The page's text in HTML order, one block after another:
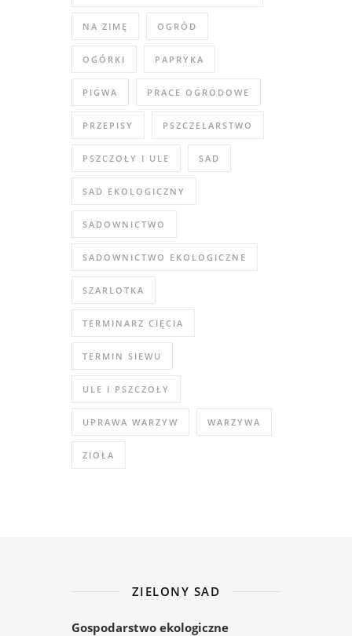
NA ZIMĘ OGRÓD
OGÓRKI PAPRYKA
PIGWA PRACE OGRODOWE
PRZEPISY PSZCZELARSTWO
PSZCZOŁY I ULE SAD
SAD EKOLOGICZNY
SADOWNICTWO
SADOWNICTWO EKOLOGICZNE
SZARLOTKA
TERMINARZ CIĘCIA
TERMIN SIEWU
ULE I PSZCZOŁY
UPRAWA WARZYW WARZYWA
ZIOŁA
ZIELONY SAD
Gospodarstwo ekologiczne